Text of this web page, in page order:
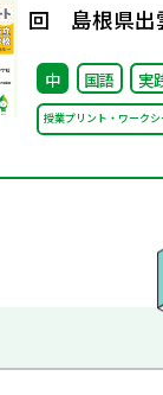
回 島根県出
西中学校 ～
読む・詠む～
中 国語 実
授業プリント・ワークシ